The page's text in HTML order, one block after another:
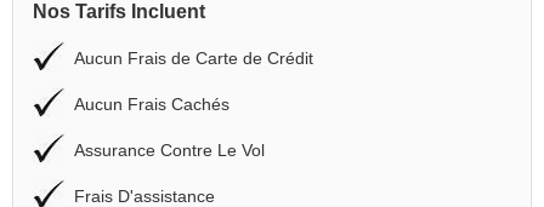
Nos Tarifs Incluent
Aucun Frais de Carte de Crédit
Aucun Frais Cachés
Assurance Contre Le Vol
Frais D'assistance